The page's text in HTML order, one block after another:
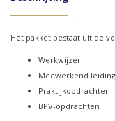
Het pakket bestaat uit de
Werkwijzer
Meewerkend
Praktijkopdrachten
BPV-opdrachten